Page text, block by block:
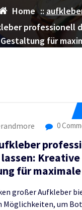
Home ::
professionell
für
0
Kreative
für
großer Aufkleber
Möglichkeiten, um